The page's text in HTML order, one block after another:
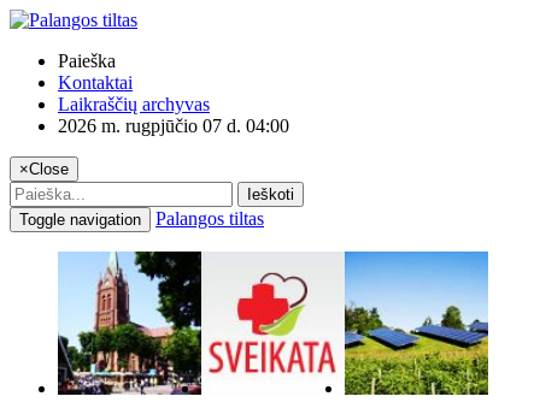
Paieška
Kontaktai
Laikraščių archyvas
2026 m. rugpjūčio 07 d. 04:00
×Close
Ieškoti
Toggle navigation
Palangos tiltas